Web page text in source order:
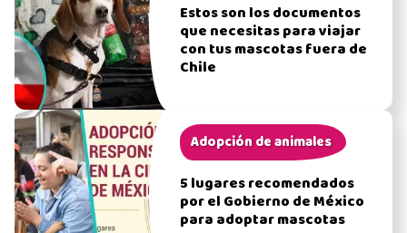
Estos son los documentos
que necesitas para viajar
con tus mascotas fuera de
Chile
Adopción de animales
5 lugares recomendados
por el Gobierno de México
para adoptar mascotas